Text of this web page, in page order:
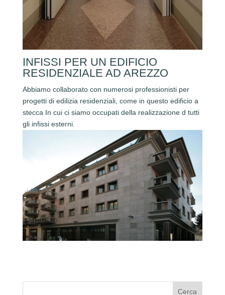
INFISSI PER UN EDIFICIO
RESIDENZIALE AD AREZZO
Abbiamo collaborato con numerosi professionisti per
progetti di edilizia residenziali, come in questo edificio a
stecca In cui ci siamo occupati della realizzazione d tutti
gli infissi esterni.